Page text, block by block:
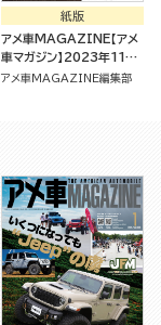
紙版
アメ車MAGAZINE【アメ
車マガジン】2023年11月
号 [雑誌]
アメ車MAGAZINE編集部